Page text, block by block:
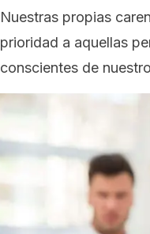
Nuestras propias
prioridad a aquellas
conscientes de